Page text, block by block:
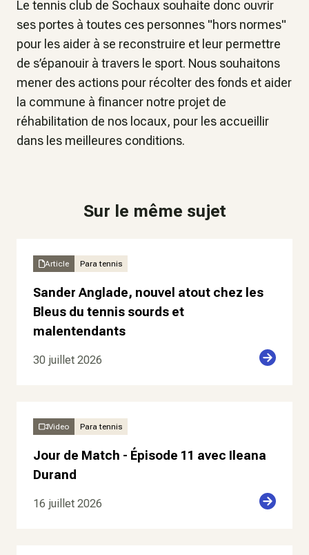
Le tennis club de Sochaux souhaite donc ouvrir
ses portes à toutes ces personnes "hors normes"
pour les aider à se reconstruire et leur permettre
de s’épanouir à travers le sport. Nous souhaitons
mener des actions pour récolter des fonds et aider
la commune à financer notre projet de
réhabilitation de nos locaux, pour les accueillir
dans les meilleures conditions.
Sur le même sujet
Article Para tennis
Sander Anglade, nouvel atout chez les
Bleus du tennis sourds et
malentendants
30 juillet 2026
Video Para tennis
Jour de Match - Épisode 11 avec Ileana
Durand
16 juillet 2026